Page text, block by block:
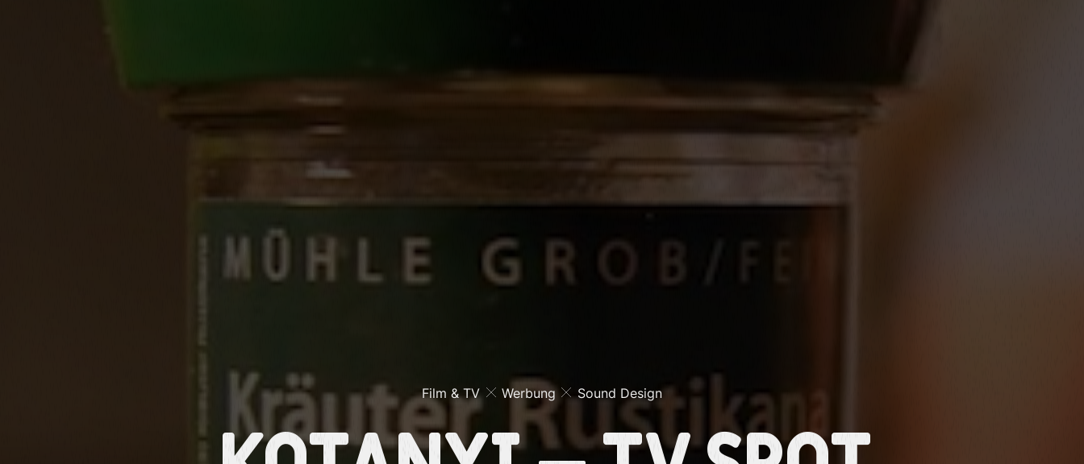
Film & TV Werbung Sound Design